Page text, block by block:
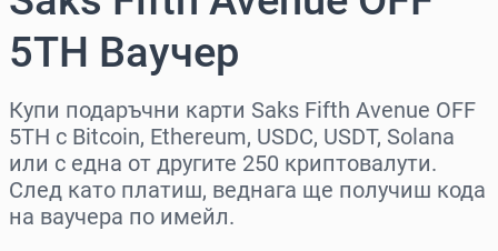
5TH Ваучер
Купи подаръчни карти Saks Fifth Avenue OFF
5TH с Bitcoin, Ethereum, USDC, USDT, Solana
или с една от другите 250 криптовалути.
След като платиш, веднага ще получиш кода
на ваучера по имейл.